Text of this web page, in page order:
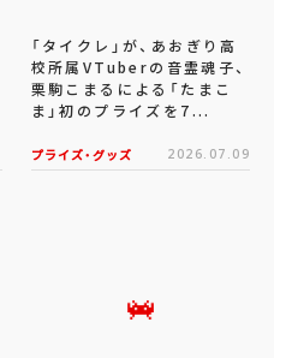
「タイクレ」が、あおぎり高
校所属VTuberの音霊魂子、
栗駒こまるによる「たまこ
ま」初のプライズを7...
プライズ・グッズ 2026.07.09